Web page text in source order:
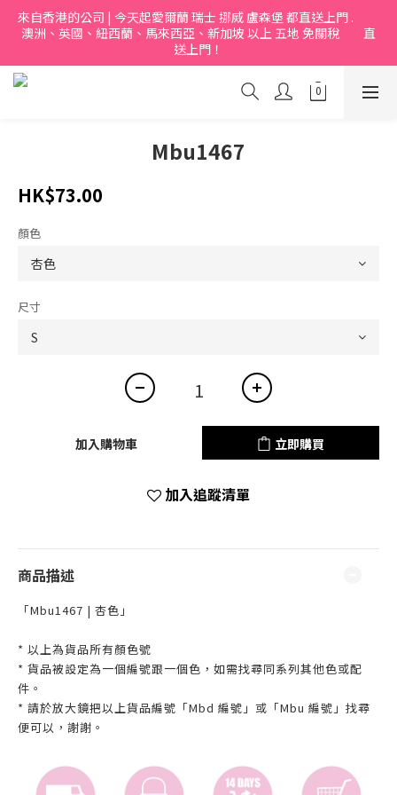
來自香港的公司 | 今天起愛爾蘭 瑞士 挪烕 盧森堡 都直送上門 .
澳洲、英國、紐西蘭、馬來西亞、新加坡 以上 五地 免關稅         直
送上門！
Mbu1467
HK$73.00
顏色
尺寸
加入購物車 立即購買
加入追蹤清單
商品描述
「Mbu1467 | 杏色」
* 以上為貨品所有顏色號
* 貨品被設定為一個編號跟一個色，如需找尋同系列其他色或配
件。
* 請於放大鏡把以上貨品編號「Mbd 編號」或「Mbu 編號」找尋
便可以，謝謝。